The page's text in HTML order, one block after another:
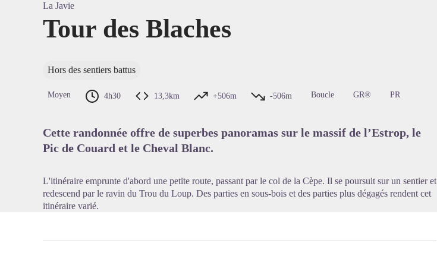
La Javie
Tour des Blaches
Hors des sentiers battus
Moyen 4h30 13,3km +506m -506m Boucle GR® PR
Cette randonnée offre de superbes panoramas sur le massif de l’Estrop, le
Pic de Couard et le Cheval Blanc.
L'itinéraire emprunte d'abord une petite route, passant par le col de la Cèpe. Il se poursuit sur un sentier et
redescend par le ravin du Trou du Loup. Des parties en sous-bois et des parties plus dégagés rendent cet
itinéraire varié.